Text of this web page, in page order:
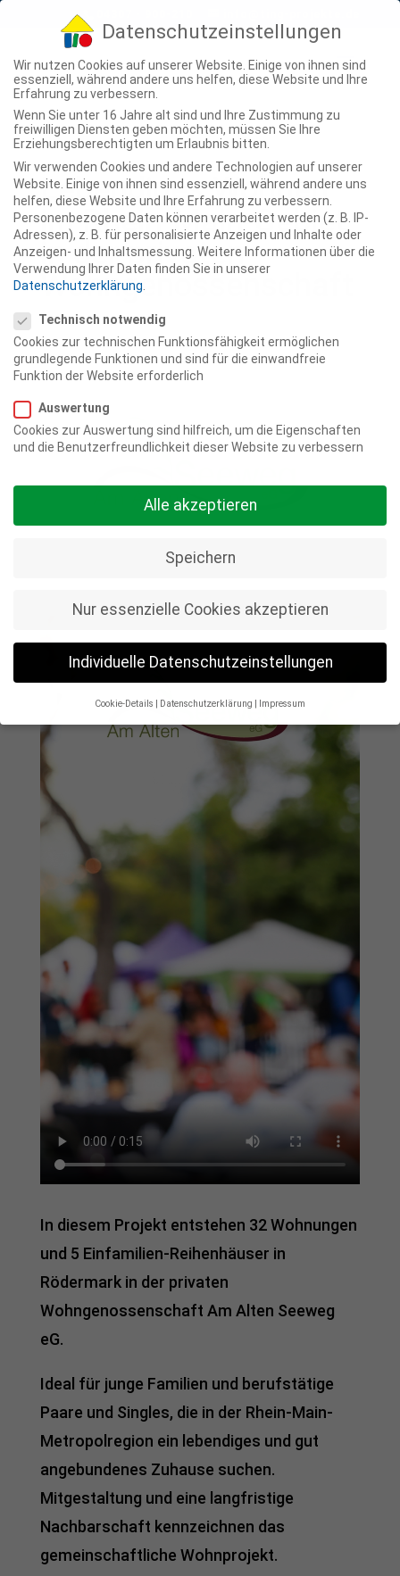
Lebendiges Wohnen
im Rhein-Main-Gebiet
in der privaten
Wohngenossenschaft
In diesem Projekt entstehen 32 Wohnungen
und 5 Einfamilien-Reihenhäuser in
Rödermark in der privaten
Wohngenossenschaft Am Alten Seeweg
eG.
Ideal für junge Familien und berufstätige
Paare und Singles, die in der Rhein-Main-
Metropolregion ein lebendiges und gut
angebundenes Zuhause suchen.
Mitgestaltung und eine langfristige
Nachbarschaft kennzeichnen das
gemeinschaftliche Wohnprojekt.
Datenschutzeinstellungen
Wir nutzen Cookies auf unserer Website. Einige von ihnen sind
essenziell, während andere uns helfen, diese Website und Ihre
Erfahrung zu verbessern.
Wenn Sie unter 16 Jahre alt sind und Ihre Zustimmung zu
freiwilligen Diensten geben möchten, müssen Sie Ihre
Erziehungsberechtigten um Erlaubnis bitten.
Wir verwenden Cookies und andere Technologien auf unserer
Website. Einige von ihnen sind essenziell, während andere uns
helfen, diese Website und Ihre Erfahrung zu verbessern.
Personenbezogene Daten können verarbeitet werden (z. B. IP-
Adressen), z. B. für personalisierte Anzeigen und Inhalte oder
Anzeigen- und Inhaltsmessung. Weitere Informationen über die
Verwendung Ihrer Daten finden Sie in unserer
Datenschutzerklärung
Technisch notwendig
Cookies zur technischen Funktionsfähigkeit ermöglichen
grundlegende Funktionen und sind für die einwandfreie
Funktion der Website erforderlich
Auswertung
Cookies zur Auswertung sind hilfreich, um die Eigenschaften
und die Benutzerfreundlichkeit dieser Website zu verbessern
Alle akzeptieren
Speichern
Nur essenzielle Cookies akzeptieren
Individuelle Datenschutzeinstellungen
Cookie-Details Datenschutzerklärung Impressum
Datenschutzeinstellungen
Wenn Sie unter 16 Jahre alt sind und Ihre Zustimmung zu
freiwilligen Diensten geben möchten, müssen Sie Ihre
Erziehungsberechtigten um Erlaubnis bitten.
Wir verwenden Cookies und andere Technologien auf unserer
Website. Einige von ihnen sind essenziell, während andere uns
helfen, diese Website und Ihre Erfahrung zu verbessern.
Personenbezogene Daten können verarbeitet werden (z. B. IP-
Adressen), z. B. für personalisierte Anzeigen und Inhalte oder
Anzeigen- und Inhaltsmessung.
Verwendung Ihrer Daten finden Sie in unserer
Datenschutzerklärung
Hier finden Sie eine Übersicht über alle verwendeten Cookies. Sie
können Ihre Einwilligung zu ganzen Kategorien geben oder sich
weitere Informationen anzeigen lassen und so nur bestimmte
Cookies auswählen.
Alle akzeptieren Speichern
Nur essenzielle Cookies akzeptieren
Datenschutzeinstellungen
Technisch notwendig (1)
Cookie-Informationen anzeigen
Benutzerfreundlichkeit dieser Website zu verbessern
Datenschutzerklärung